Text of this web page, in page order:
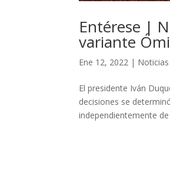
Entérese |
variante
Ene 12, 2022 | Noticias
El presidente Iván
decisiones se
independientemente